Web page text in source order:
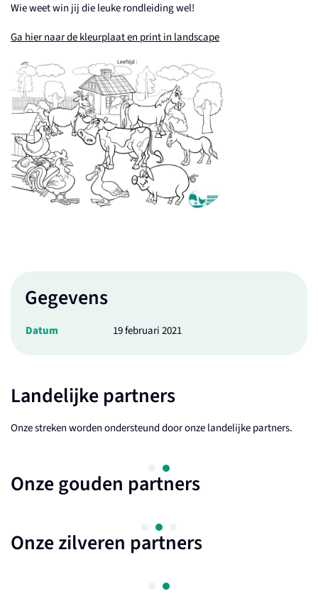
Wie weet win jij die leuke rondleiding wel!
Ga hier naar de kleurplaat en print in landscape
Gegevens
Datum 19 februari 2021
Landelijke partners
Onze streken worden ondersteund door onze landelijke partners.
Onze gouden partners
Onze zilveren partners